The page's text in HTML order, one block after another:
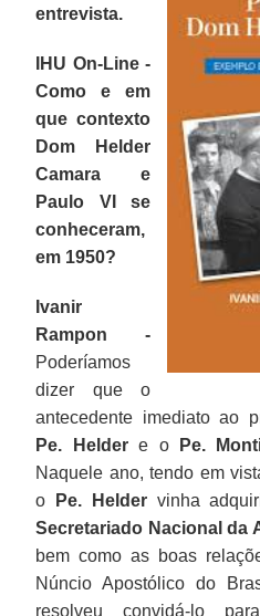
entrevista.
IHU On-Line -
Como e em
que contexto
Dom Helder
Camara e
Paulo VI se
conheceram,
em 1950?
Ivanir
Rampon -
Poderíamos
dizer que o
antecedente imediato ao
Pe. Heldere o Pe.
Naquele ano, tendo em
o
Pe. Heldervinha
Secretariado Nacional da
bem como as boas
Núncio Apostólico do
resolveu convidá-lo